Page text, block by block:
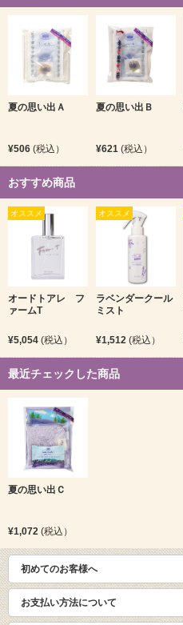
夏の思い出Ａ
¥506 (税込）
夏の思い出Ｂ
¥621 (税込）
おすすめ商品
オススメ
オードトアレ フ
ァームT
¥5,054 (税込）
オススメ
ラベンダークール
ミスト
¥1,512 (税込）
最近チェックした商品
夏の思い出Ｃ
¥1,072 (税込）
初めてのお客様へ
お支払い方法について